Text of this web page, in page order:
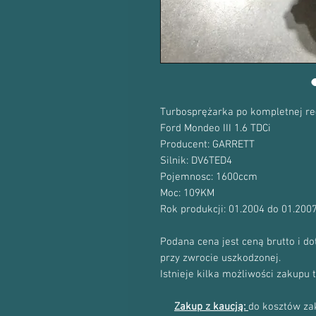
Turbosprężarka po kompletnej
Ford Mondeo III 1.6 TDCi
Producent: GARRETT
Silnik: DV6TED4
Pojemnosc: 1600ccm
Moc: 109KM
Rok produkcji: 01.2004 do 01.2007
Podana cena jest ceną brutto i
przy zwrocie uszkodzonej.
Istnieje kilka możliwości zakupu
Zakup z kaucją: do kosztów